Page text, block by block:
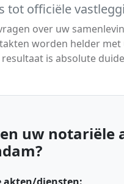
tot officiële
over uw
worden helder
is absolute
uw notariële